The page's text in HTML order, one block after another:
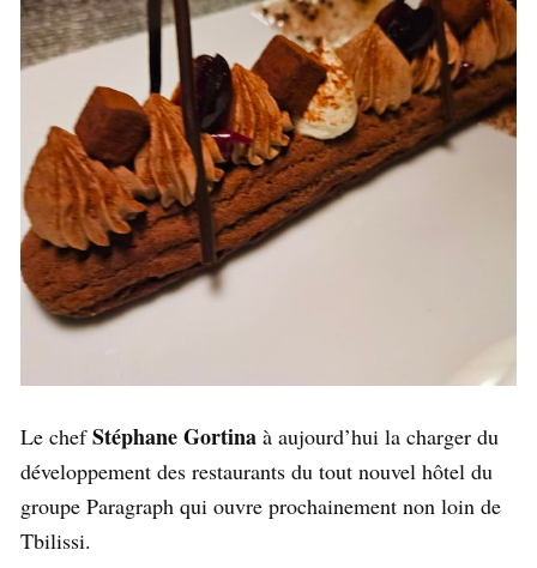
Le chefStéphane Gortina à aujourd’hui la charger du
développement des restaurants du tout nouvel hôtel du
groupe Paragraph qui ouvre prochainement non loin de
Tbilissi.